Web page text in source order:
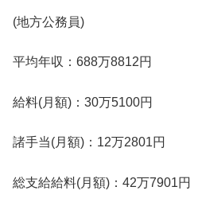
(地方公務員)
平均年収：688万8812円
給料(月額)：30万5100円
諸手当(月額)：12万2801円
総支給給料(月額)：42万7901円